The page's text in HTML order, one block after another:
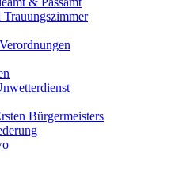
Trauungszimmer
Bürgermeisters